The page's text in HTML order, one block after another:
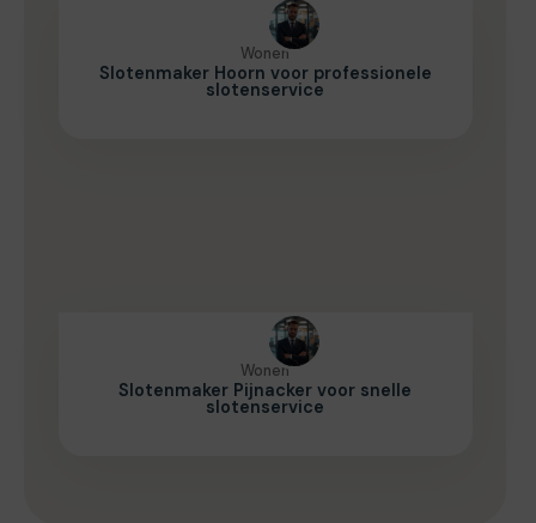
Wonen
Slotenmaker Hoorn voor professionele
slotenservice
Wonen
Slotenmaker Pijnacker voor snelle
slotenservice